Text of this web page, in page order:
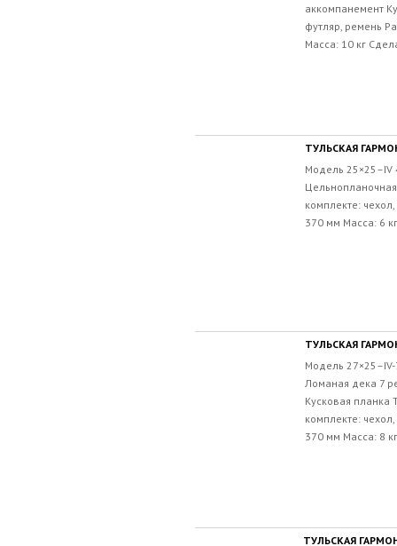
аккомпанемент
футляр, ремень
Масса: 10 кг
ТУЛЬСКАЯ
Модель 25×25–IV
комплекте:
370 мм Масса: 6
ТУЛЬСКАЯ
Модель
Ломаная дека 7
Кусковая планка
комплекте:
370 мм Масса: 8
ТУЛЬСКАЯ